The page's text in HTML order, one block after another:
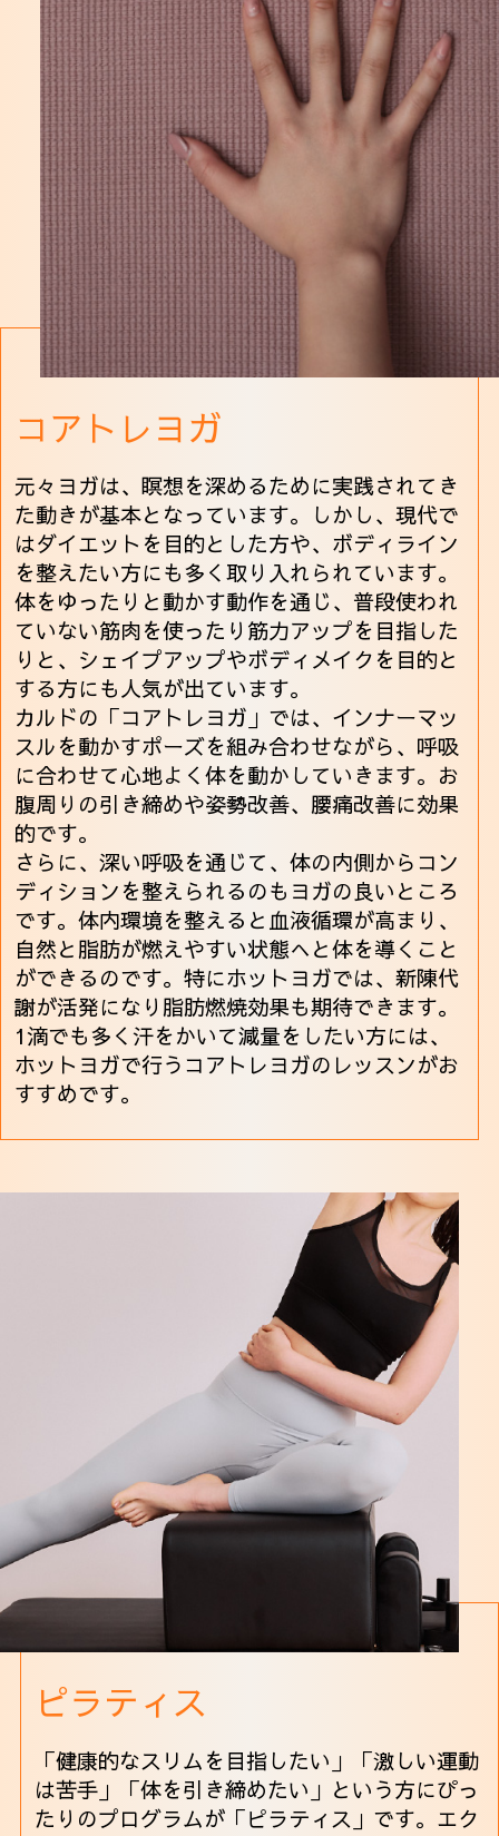
コアトレヨガ
元々ヨガは、瞑想を深めるために実践されてき
た動きが基本となっています。しかし、現代で
はダイエットを目的とした方や、ボディライン
を整えたい方にも多く取り入れられています。
体をゆったりと動かす動作を通じ、普段使われ
ていない筋肉を使ったり筋力アップを目指した
りと、シェイプアップやボディメイクを目的と
する方にも人気が出ています。
カルドの「コアトレヨガ」では、インナーマッ
スルを動かすポーズを組み合わせながら、呼吸
に合わせて心地よく体を動かしていきます。お
腹周りの引き締めや姿勢改善、腰痛改善に効果
的です。
さらに、深い呼吸を通じて、体の内側からコン
ディションを整えられるのもヨガの良いところ
です。体内環境を整えると血液循環が高まり、
自然と脂肪が燃えやすい状態へと体を導くこと
ができるのです。特にホットヨガでは、新陳代
謝が活発になり脂肪燃焼効果も期待できます。
1滴でも多く汗をかいて減量をしたい方には、
ホットヨガで行うコアトレヨガのレッスンがお
すすめです。
ピラティス
「健康的なスリムを目指したい」「激しい運動
は苦手」「体を引き締めたい」という方にぴっ
たりのプログラムが「ピラティス」です。エク